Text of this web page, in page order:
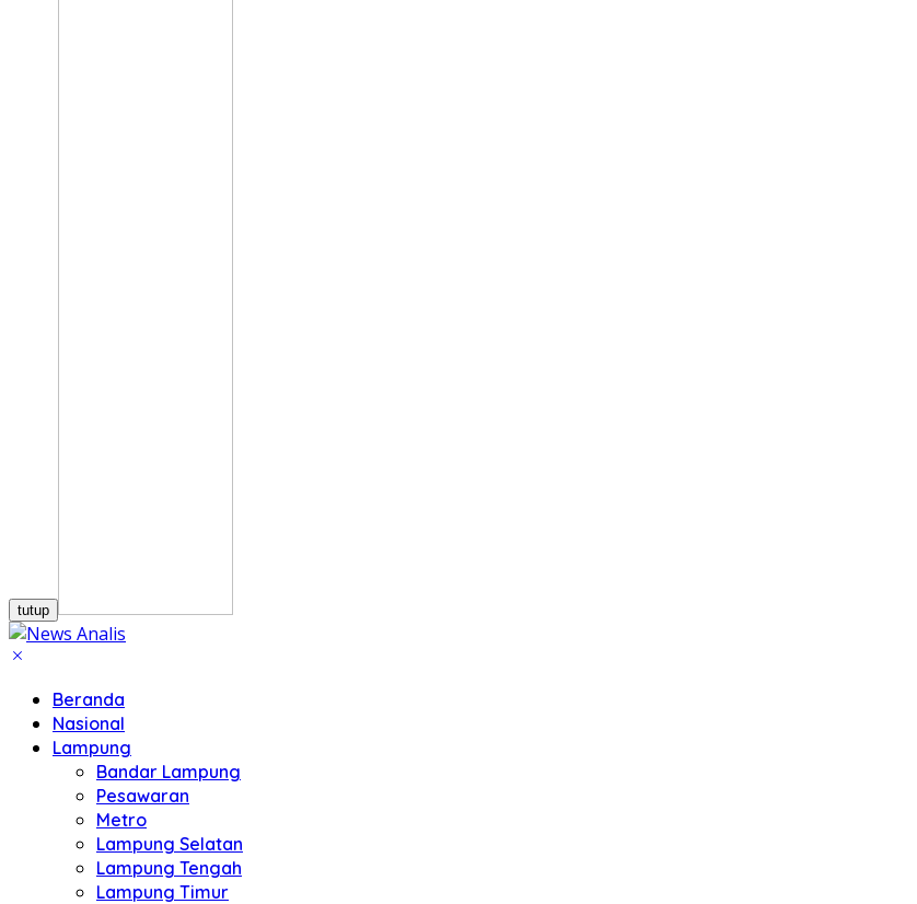
tutup
Beranda
Nasional
Lampung
Bandar Lampung
Pesawaran
Metro
Lampung Selatan
Lampung Tengah
Lampung Timur